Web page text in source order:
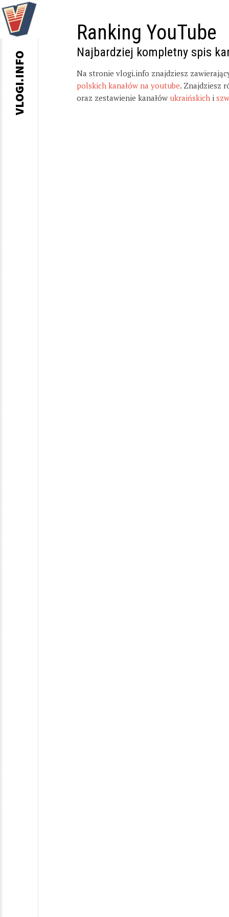
Ranking YouTube
Najbardziej kompletny spis
Na stronie vlogi.info znajdziesz
polskich kanałów na youtube. Znajdziesz
oraz zestawienie kanałów ukraińskich i
VLOGI.INFO